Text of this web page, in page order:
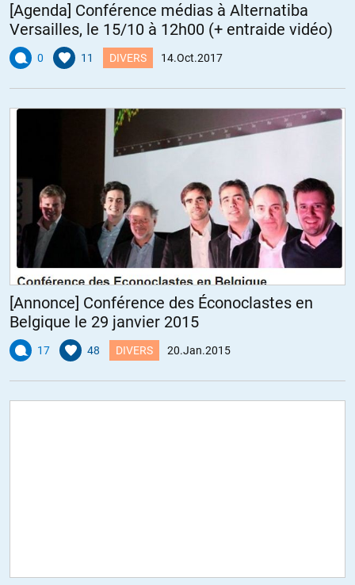
[Agenda] Conférence médias à Alternatiba
Versailles, le 15/10 à 12h00 (+ entraide vidéo)
0 11 DIVERS 14.Oct.2017
[Annonce] Conférence des Éconoclastes en
Belgique le 29 janvier 2015
17 48 DIVERS 20.Jan.2015